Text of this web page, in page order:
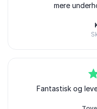
mere
ud af5
Fantastisk og